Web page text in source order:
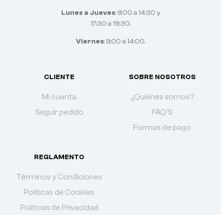
Lunes a Jueves: 8:00 a 14:30 y
17:30 a 19:30.
Viernes: 8:00 a 14:00.
CLIENTE
Mi cuenta
Seguir pedido
SOBRE NOSOTROS
¿Quiénes somos?
FAQ'S
Formas de pago
REGLAMENTO
Términos y Condiciones
Políticas de Cookies
Políticas de Privacidad